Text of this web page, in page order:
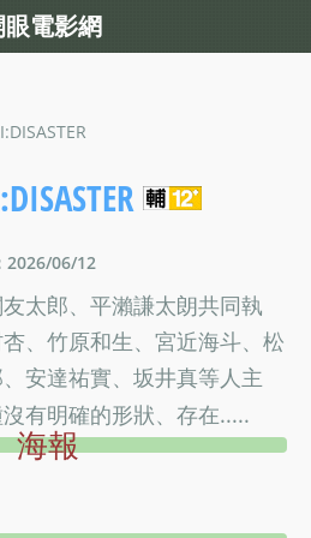
2026/06/12
太郎、平瀨謙太朗共同執
、竹原和生、宮近海斗、松
安達祐實、坂井真等人主
有明確的形狀、存在.....
海報
眼電影網